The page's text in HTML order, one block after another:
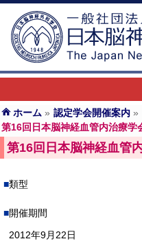
ホーム » 認定学会開催案内 »
第16回日本脳神経血管内治療学
第16回日本脳神経血管
類型
開催期間
2012年9月22日